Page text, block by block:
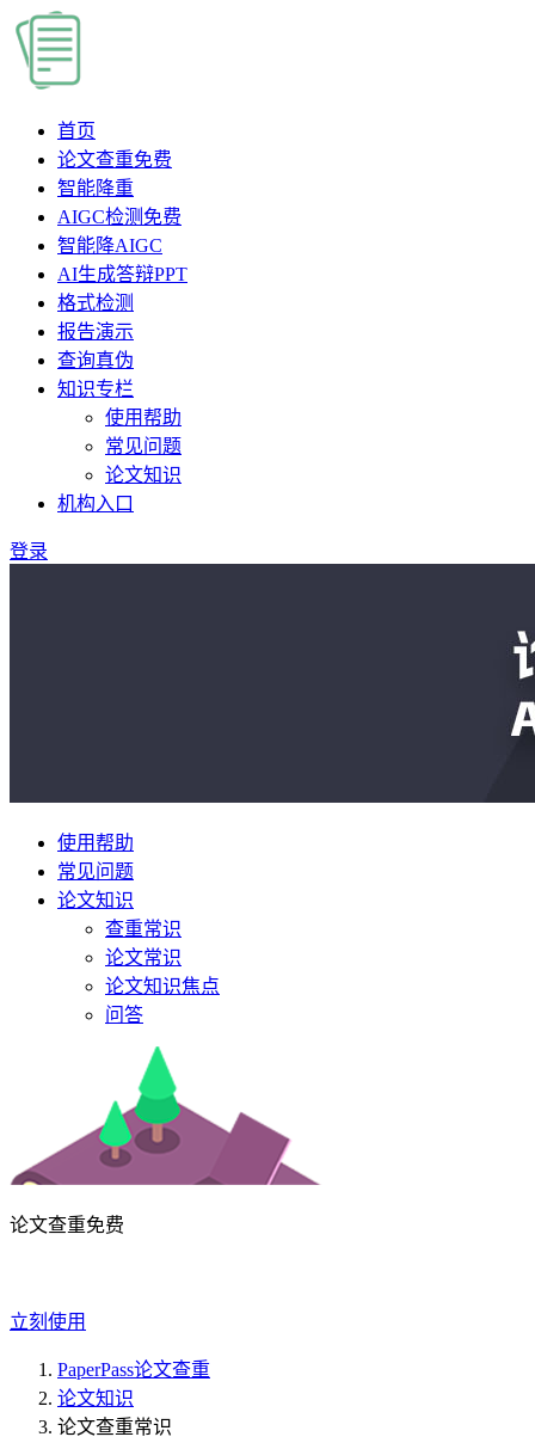
首页
论文查重免费
智能降重
AIGC检测 免费
智能降AIGC
AI生成答辩PPT
格式检测
报告演示
查询真伪
知识专栏
使用帮助
常见问题
论文知识
机构入口
登录
使用帮助
常见问题
论文知识
查重常识
论文常识
论文知识焦点
问答
论文查重免费
立刻使用
PaperPass论文查重
论文知识
论文查重常识